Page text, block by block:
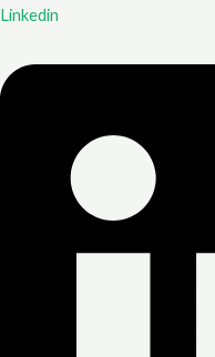
Linkedin